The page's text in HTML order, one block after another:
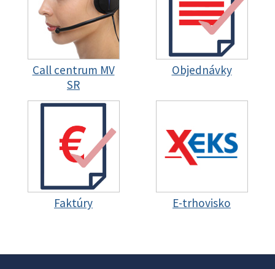
Call centrum MV
SR
Objednávky
Faktúry E-trhovisko